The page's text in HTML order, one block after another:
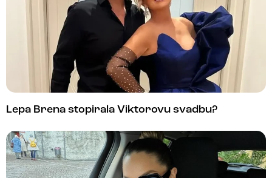
Lepa Brena stopirala Viktorovu svadbu?